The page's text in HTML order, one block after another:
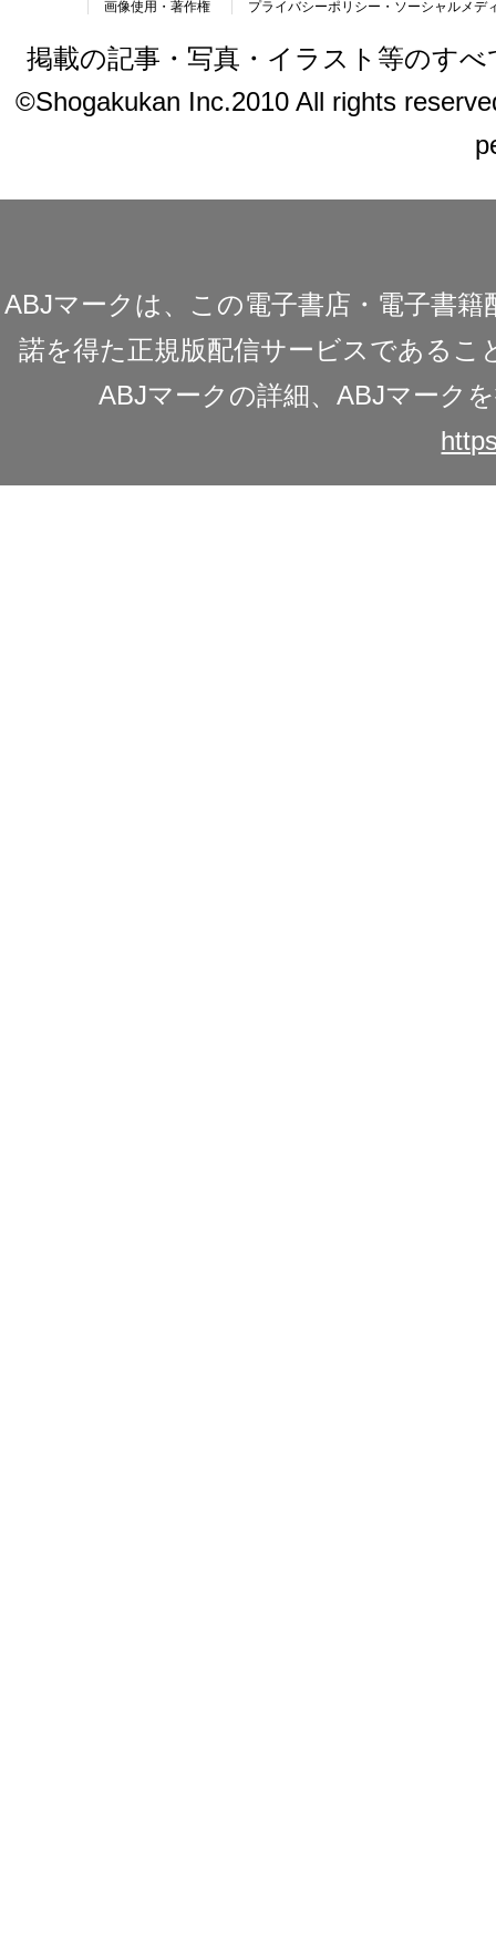
画像使用・著作権 プライバシーポリシー・ソーシャルメデ
掲載の記事・写真・イラスト等のす
©Shogakukan Inc.2010 All rights
ABJマークは、この電子書店・電子書
諾を得た正規版配信サービスであるこ
ABJマークの詳細、ABJマーク